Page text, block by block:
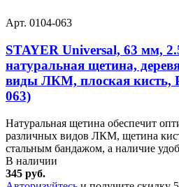
Арт. 0104-063
STAYER Universal, 63 мм,
натуральная щетина,
виды ЛКМ, плоская кисть,
063)
Натуральная щетина обеспечит
различных видов ЛКМ, щетина
стальным бандажом, а наличие
В наличии
345 руб.